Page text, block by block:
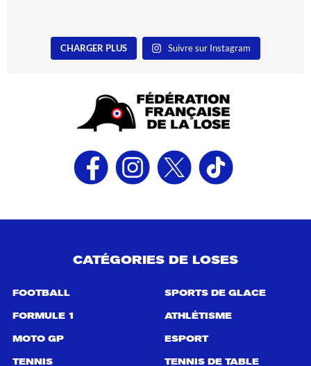
CHARGER PLUS Suivre sur Instagram
CATÉGORIES DE LOSES
FOOTBALL
FORMULE 1
MOTO GP
TENNIS
SPORTS DE GLACE
ATHLÉTISME
ESPORT
TENNIS DE TABLE